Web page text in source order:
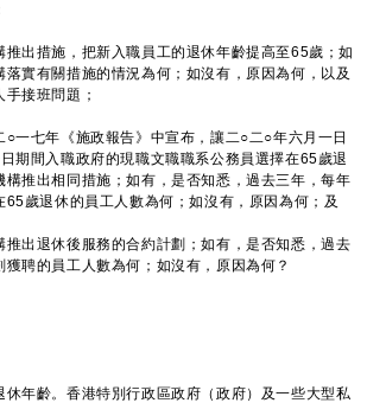
推出措施，把新入職員工的退休年齡提高至65歲；如
實有關措施的情況為何；如沒有，原因為何，以及
接班問題；
○一七年《施政報告》中宣布，讓二○二○年六月一日
期間入職政府的現職文職職系公務員選擇在65歲退
構推出相同措施；如有，是否知悉，過去三年，每年
歲退休的員工人數為何；如沒有，原因為何；及
推出退休後服務的合約計劃；如有，是否知悉，過去
聘的員工人數為何；如沒有，原因為何？
年齡。香港特別行政區政府（政府）及一些大型私